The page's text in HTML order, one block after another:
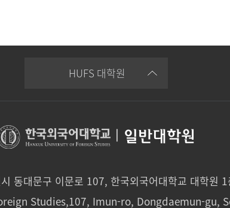
HUFS 대학원
| 일반대학원
동대문구 이문로 107, 한국외국어대학교 대학원
Studies,107, Imun-ro, Dongdaemun-gu,